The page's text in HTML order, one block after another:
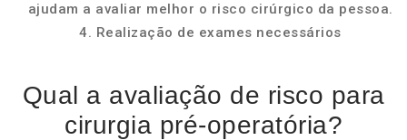
ajudam a avaliar melhor o risco cirúrgico da pessoa.
4. Realização de exames necessários
Qual a avaliação de risco para
cirurgia pré-operatória?